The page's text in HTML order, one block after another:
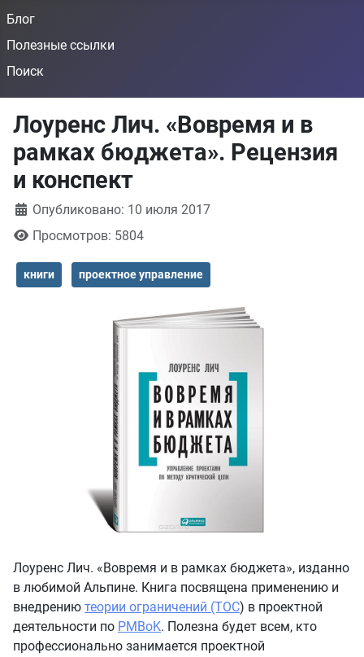
Блог
Полезные ссылки
Поиск
Лоуренс Лич. «Вовремя и в
рамках бюджета». Рецензия
и конспект
Информация о материале
Опубликовано: 10 июля 2017
Просмотров: 5804
книги проектное управление
Лоуренс Лич. «Вовремя и в рамках бюджета», изданно
в любимой Альпине. Книга посвящена применению и
внедрению теории ограничений (TOC) в проектной
деятельности по PMBoK. Полезна будет всем, кто
профессионально занимается проектной